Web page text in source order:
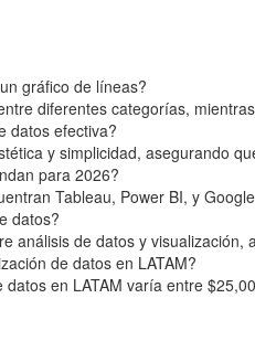
gráfico de líneas?
diferentes categorías,
datos efectiva?
y simplicidad, asegurando
para 2026?
Tableau, Power BI, y
datos?
análisis de datos y
de datos en LATAM?
en LATAM varía entre